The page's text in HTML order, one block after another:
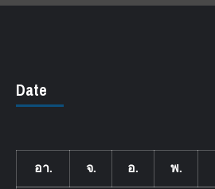
Date
อา. จ. อ. พ.